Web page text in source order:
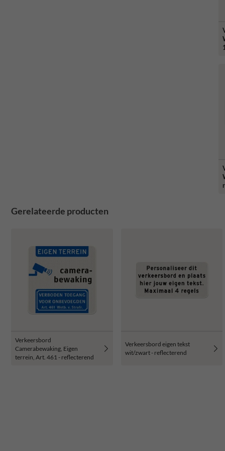
Gerelateerde producten
Verkeersbord
Camerabewaking, Eigen
terrein, Art. 461 - reflecterend
Verkeersbord eigen tekst
wit/zwart - reflecterend